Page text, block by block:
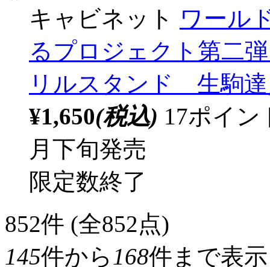
キャビネット
るプロジェクト第二
リルスタンド 生駒
¥1,650(税込) 17ポイ